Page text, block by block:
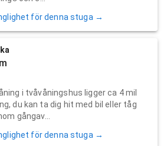
för denna stuga →
i tvåvåningshus ligger ca 4 mil
du kan ta dig hit med bil eller tåg
gångav...
för denna stuga →